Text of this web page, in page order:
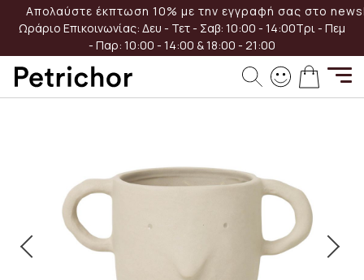
Μετάβαση
στο
Απολαύστε έκπτωση 10% με την εγγραφή σας στο
Ωράριο Επικοινωνίας: Δευ - Τετ - Σαβ: 10:00 - 14:00Τρι - Πεμ
- Παρ: 10:00 - 14:00 & 18:00 - 21:00
Το
Μετάβαση
στο
-54%